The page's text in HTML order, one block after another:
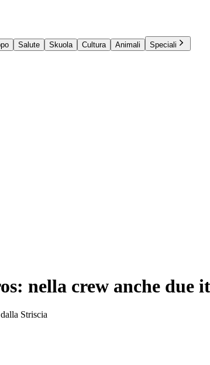
Salute Skuola Cultura Animali
Speciali
nella crew anche due
Striscia